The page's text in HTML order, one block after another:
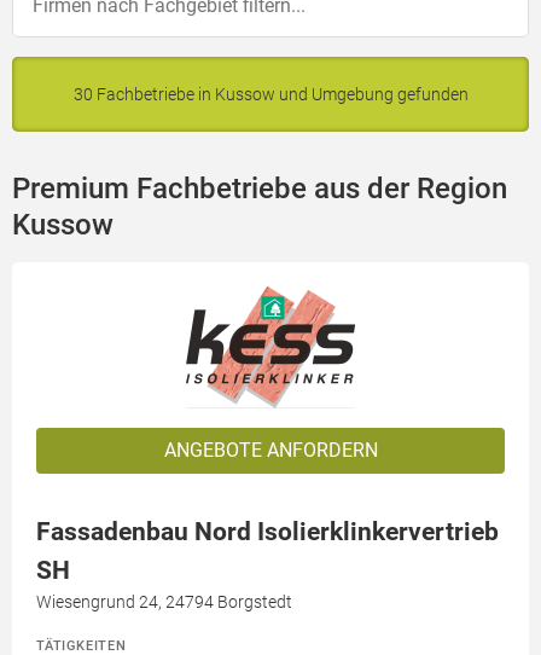
30 Fachbetriebe in Kussow und Umgebung gefunden
Premium Fachbetriebe aus der Region
Kussow
ANGEBOTE ANFORDERN
Fassadenbau Nord Isolierklinkervertrieb
SH
Wiesengrund 24, 24794 Borgstedt
TÄTIGKEITEN